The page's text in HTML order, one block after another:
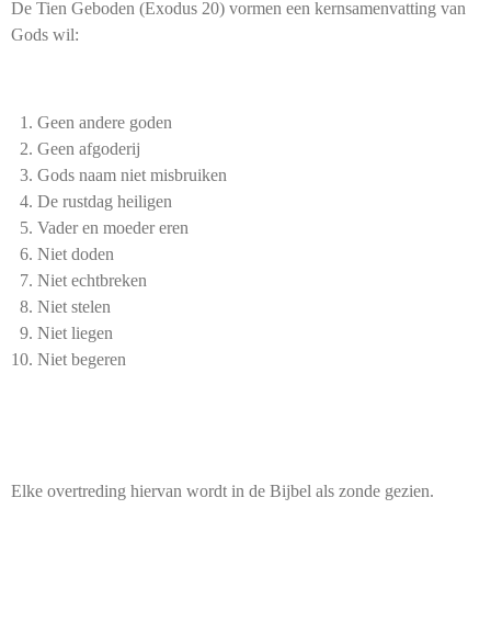
De Tien Geboden (Exodus 20) vormen een kernsamenvatting van
Gods wil:
Geen andere goden
Geen afgoderij
Gods naam niet misbruiken
De rustdag heiligen
Vader en moeder eren
Niet doden
Niet echtbreken
Niet stelen
Niet liegen
Niet begeren
Elke overtreding hiervan wordt in de Bijbel als zonde gezien.